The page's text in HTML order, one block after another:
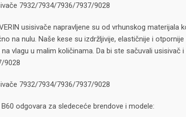
7932/7934/7936/7937/9028
usisivače napravljene su od vrhunskog
na nulu. Naše kese su izdržljivije, elastičnije i
vlagu u malim količinama. Da bi ste sačuvali
9028
7932/7934/7936/7937/9028
odgovara za sledeceće brendove i modele: